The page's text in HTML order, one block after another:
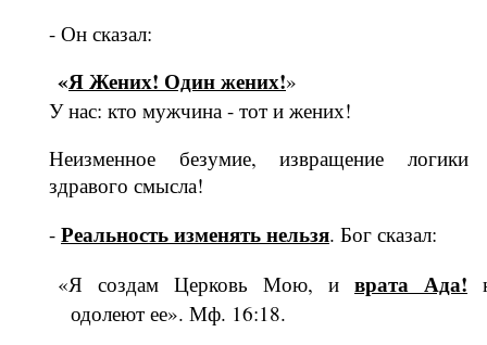
- Он сказал:
«Я Жених! Один жених!»
У нас: кто мужчина - тот и жених!
Неизменное безумие, извращение
здравого смысла!
- Реальность изменять нельзя. Бог сказал:
«Я создам Церковь Мою, и врата Ада!
одолеют ее». Мф. 16:18.